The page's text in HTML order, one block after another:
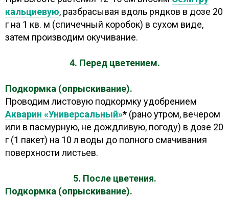
кальциевую, разбрасывая вдоль рядков в дозе 20
г на 1 кв. м (спичечный коробок) в сухом виде,
затем производим окучивание.
4. Перед цветением.
Подкормка (опрыскивание).
Проводим листовую подкормку удобрением
Акварин «Универсальный»* (рано утром, вечером
или в пасмурную, не дождливую, погоду) в дозе 20
г (1 пакет) на 10 л воды до полного смачивания
поверхности листьев.
5. После цветения.
Подкормка (опрыскивание).